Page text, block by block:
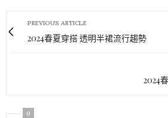
PREVIOUS ARTICLE
2024春夏穿搭 透明半裙流行趨勢
2024
0